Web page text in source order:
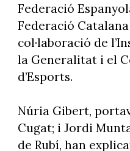
Federació
Federació
col·laboració de
la Generalitat i el
d’Esports.
Núria Gibert,
Cugat; i Jordi
de Rubí, han